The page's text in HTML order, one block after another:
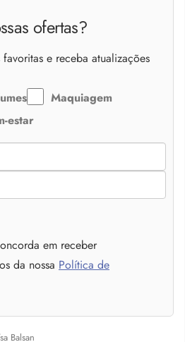
ofertas?
e receba atualizações
Maquiagem
estar
em receber
da nossa Política de
Balsan